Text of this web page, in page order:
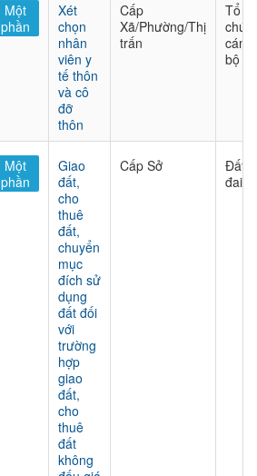
Một
phần
Xét
chọn
nhân
viên y
tế thôn
và cô
đỡ
thôn
Cấp
Xã/Phường/Thị
trấn
Tổ
chức
cán
bộ
Một
phần
Giao
đất,
cho
thuê
đất,
chuyển
mục
đích sử
dụng
đất đối
với
trường
hợp
giao
đất,
cho
thuê
đất
không
Cấp Sở
Đất
đai